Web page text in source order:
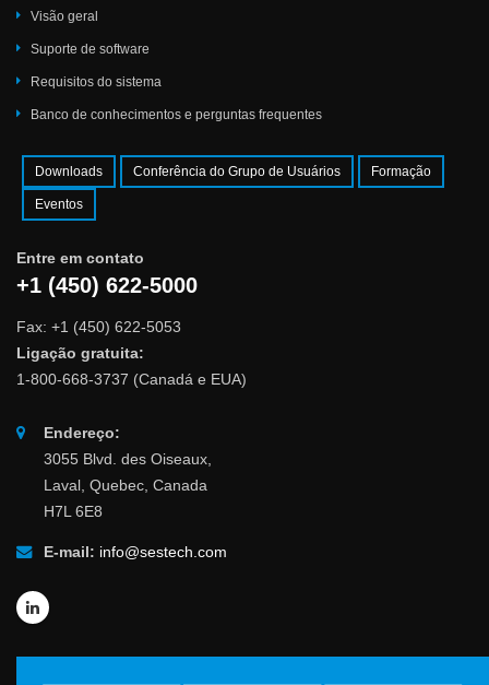
Visão geral
Suporte de software
Requisitos do sistema
Banco de conhecimentos e perguntas frequentes
Downloads Conferência do Grupo de Usuários Formação
Eventos
Entre em contato
+1 (450) 622-5000
Fax: +1 (450) 622-5053
Ligação gratuita:
1-800-668-3737 (Canadá e EUA)
Endereço:
3055 Blvd. des Oiseaux,
Laval, Quebec, Canada
H7L 6E8
E-mail: info@sestech.com